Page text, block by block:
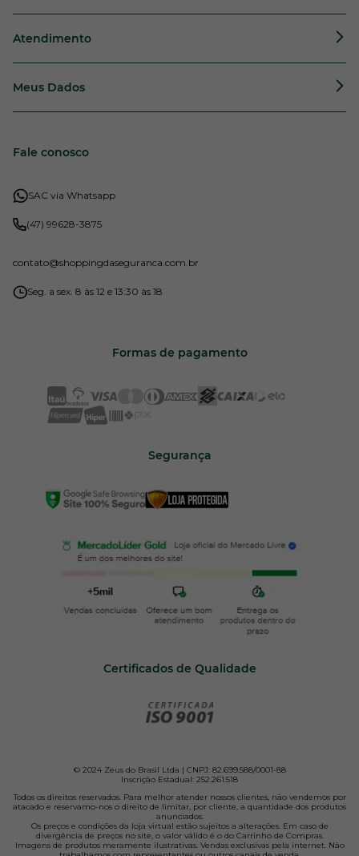
Atendimento
Meus Dados
Fale conosco
SAC via Whatsapp
(47) 99628-3875
contato@shoppingdaseguranca.com.br
Seg. a sex. 8 às 12 e 13:30 às 18
Formas de pagamento
Segurança
Certificados de Qualidade
© 2024 Zeus do Brasil Ltda | CNPJ: 82.699.588/0001-88
Inscrição Estadual: 252.261.518
Todos os direitos reservados. Para melhor atender nossos clientes, não vendemos por
atacado e reservamo-nos o direito de limitar, por cliente, a quantidade dos produtos
anunciados.
Os preços e condições da loja virtual estão sujeitos a alterações. Em caso de
divergência de preços no site, o valor válido é o do Carrinho de Compras.
Imagens de produtos meramente ilustrativas. Vendas exclusivas pela internet. Não